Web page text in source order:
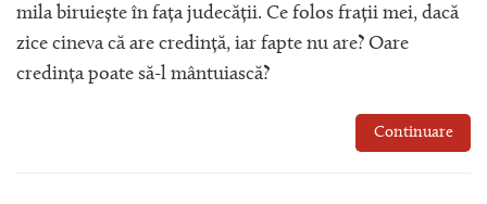
mila biruiește în fața judecății. Ce folos frații mei, dacă
zice cineva că are credință, iar fapte nu are? Oare
credința poate să-l mântuiască?
Continuare